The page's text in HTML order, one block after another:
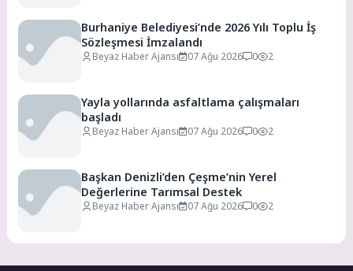
Burhaniye Belediyesi’nde 2026 Yılı Toplu İş
Sözleşmesi İmzalandı
Beyaz Haber Ajansı 07 Ağu 2026 0 2
Yayla yollarında asfaltlama çalışmaları
başladı
Beyaz Haber Ajansı 07 Ağu 2026 0 2
Başkan Denizli’den Çeşme’nin Yerel
Değerlerine Tarımsal Destek
Beyaz Haber Ajansı 07 Ağu 2026 0 2